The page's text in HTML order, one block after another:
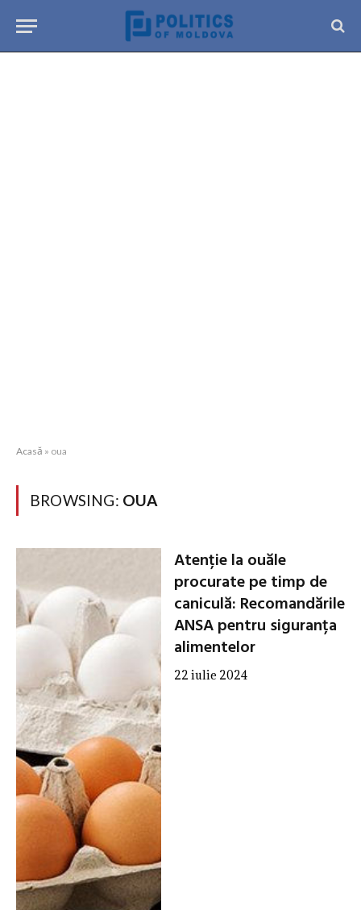
Acasă » oua
BROWSING: OUA
Atenție la ouăle
procurate pe timp de
caniculă: Recomandările
ANSA pentru siguranța
alimentelor
22 iulie 2024